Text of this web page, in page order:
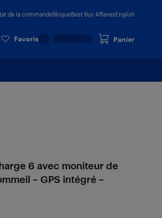
de la commandeBlogueBest Buy AffairesEnglish
Favoris Panier
6 avec moniteur de
– GPS intégré –